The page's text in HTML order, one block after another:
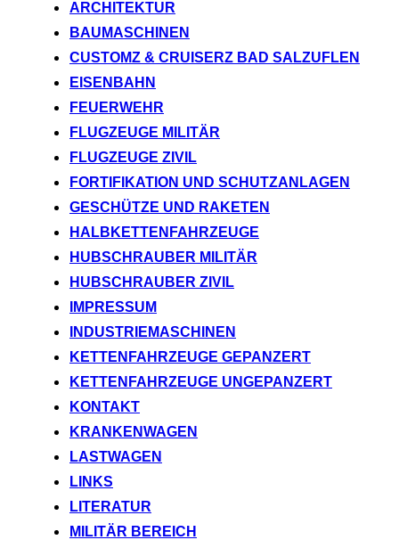
ARCHITEKTUR
BAUMASCHINEN
CUSTOMZ & CRUISERZ BAD SALZUFLEN
EISENBAHN
FEUERWEHR
FLUGZEUGE MILITÄR
FLUGZEUGE ZIVIL
FORTIFIKATION UND SCHUTZANLAGEN
GESCHÜTZE UND RAKETEN
HALBKETTENFAHRZEUGE
HUBSCHRAUBER MILITÄR
HUBSCHRAUBER ZIVIL
IMPRESSUM
INDUSTRIEMASCHINEN
KETTENFAHRZEUGE GEPANZERT
KETTENFAHRZEUGE UNGEPANZERT
KONTAKT
KRANKENWAGEN
LASTWAGEN
LINKS
LITERATUR
MILITÄR BEREICH